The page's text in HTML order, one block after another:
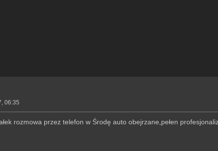
06:35
rozmowa przez telefon w Środę auto obejrzane,pełen